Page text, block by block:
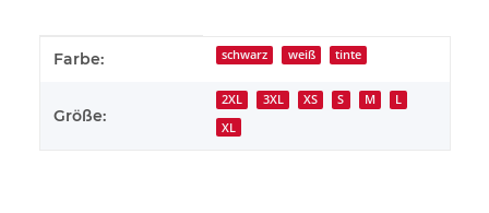
Produkteigenschaft
Wert
Farbe: schwarz weiß tinte
Größe:
2XL 3XL XS S M
L
XL